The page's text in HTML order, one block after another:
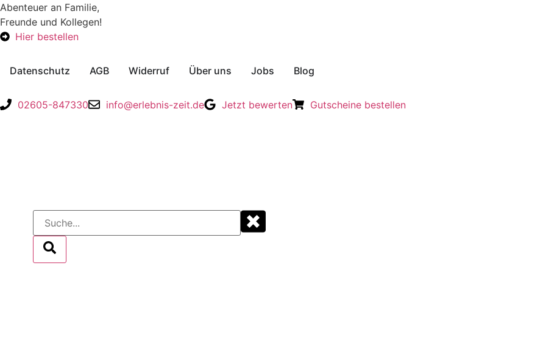
Abenteuer an Familie,
Freunde und Kollegen!
Hier bestellen
Datenschutz AGB Widerruf Über uns Jobs Blog
02605-847330 info@erlebnis-zeit.de Jetzt bewerten Gutscheine bestellen